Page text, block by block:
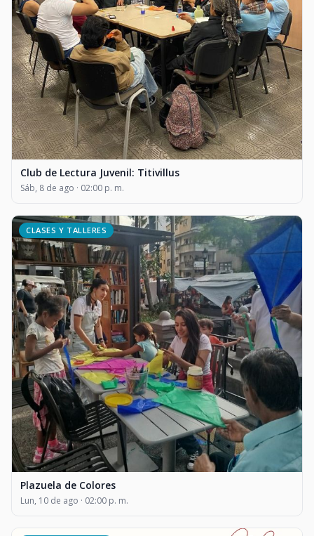
Club de Lectura Juvenil: Titivillus
Sáb, 8 de ago · 02:00 p. m.
CLASES Y TALLERES
Plazuela de Colores
Lun, 10 de ago · 02:00 p. m.